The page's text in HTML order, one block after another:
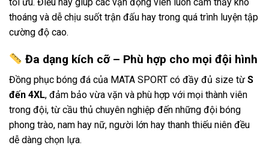
thoáng và dễ chịu suốt trận đấu hay trong quá trình luyện tập
cường độ cao.
Đa dạng kích cỡ – Phù hợp cho mọi đội hình
Đồng phục bóng đá của MATA SPORT có đầy đủ size từ S
đến 4XL, đảm bảo vừa vặn và phù hợp với mọi thành viên
trong đội, từ cầu thủ chuyên nghiệp đến những đội bóng
phong trào, nam hay nữ, người lớn hay thanh thiếu niên đều
dễ dàng chọn lựa.